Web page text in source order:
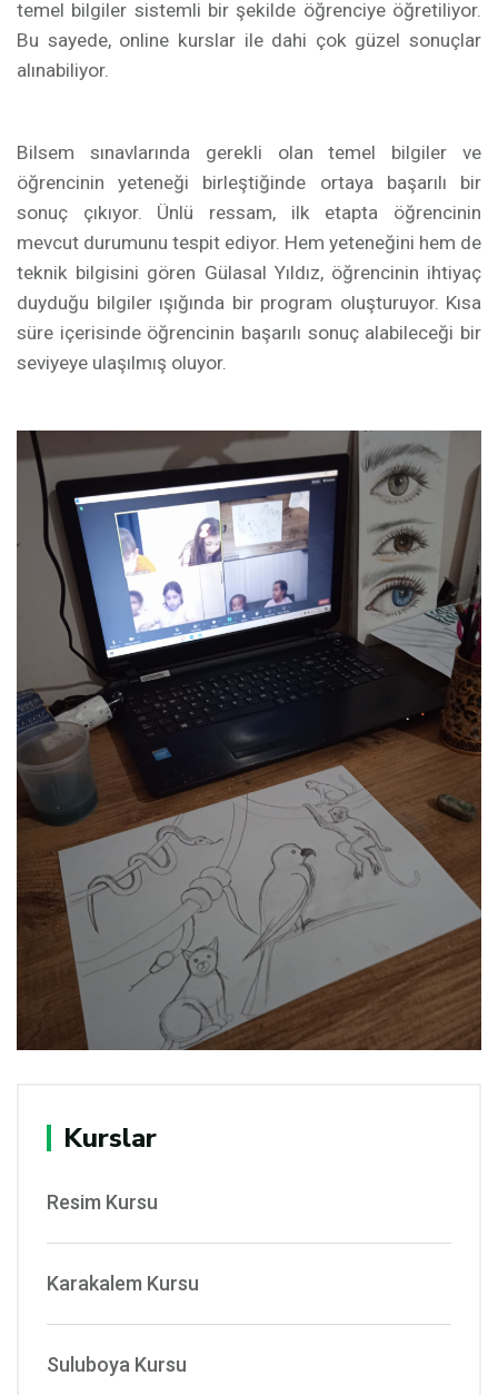
temel bilgiler sistemli bir şekilde öğrenciye öğretiliyor.
Bu sayede, online kurslar ile dahi çok güzel sonuçlar
alınabiliyor.
Bilsem sınavlarında gerekli olan temel bilgiler ve
öğrencinin yeteneği birleştiğinde ortaya başarılı bir
sonuç çıkıyor. Ünlü ressam, ilk etapta öğrencinin
mevcut durumunu tespit ediyor. Hem yeteneğini hem de
teknik bilgisini gören Gülasal Yıldız, öğrencinin ihtiyaç
duyduğu bilgiler ışığında bir program oluşturuyor. Kısa
süre içerisinde öğrencinin başarılı sonuç alabileceği bir
seviyeye ulaşılmış oluyor.
Kurslar
Resim Kursu
Karakalem Kursu
Suluboya Kursu